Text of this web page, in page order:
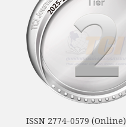
ISSN 2774-0579 (Online)